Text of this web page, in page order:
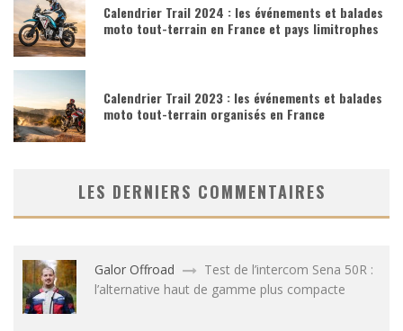
Calendrier Trail 2024 : les événements et balades
moto tout-terrain en France et pays limitrophes
Calendrier Trail 2023 : les événements et balades
moto tout-terrain organisés en France
LES DERNIERS COMMENTAIRES
Galor Offroad
Test de l’intercom Sena 50R :
l’alternative haut de gamme plus compacte